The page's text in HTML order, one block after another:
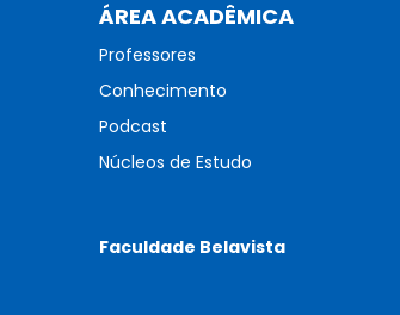
ÁREA ACADÊMICA
Professores
Conhecimento
Podcast
Núcleos de Estudo
Faculdade Belavista